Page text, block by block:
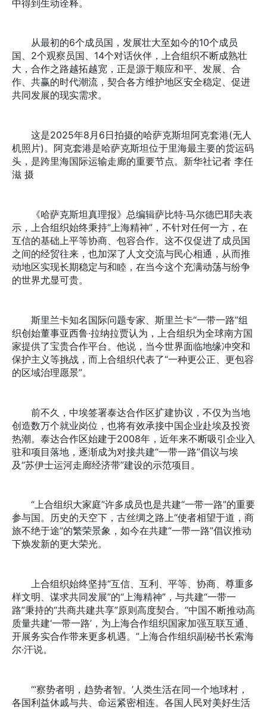
中得到生动诠释。
从最初的6个成员国，发展壮大至如今的10个成员
国、2个观察员国、14个对话伙伴，上合组织不断成熟壮
大，合作之路越拓越宽，正是源于顺应和平、发展、合
作、共赢的时代潮流，契合各方维护地区安全稳定、促进
共同发展的现实需求。
这是2025年8月6日拍摄的哈萨克斯坦阿克套港(无人
机照片)。阿克套港是哈萨克斯坦位于里海最主要的货运码
头，是跨里海国际运输走廊的重要节点。新华社记者 李任
滋 摄
《哈萨克斯坦真理报》总编辑萨比特·马尔德巴耶夫表
示，上合组织始终秉持“上海精神”，不针对任何一方，在
互信的基础上平等协商、包容合作。这不仅促进了成员国
之间的经贸往来，也加深了人文交流与民心相通，从而推
动地区实现长期稳定与和睦，在当今这个充满动荡与纷争
的世界尤显可贵。
斯里兰卡知名国际问题专家、斯里兰卡“一带一路”组
织创始董事亚西鲁·拉纳拉贾认为，上合组织为全球南方国
家提供了宝贵合作平台。他说，当今世界面临地缘冲突和
保护主义等挑战，而上合组织代表了“一种更公正、更包容
的区域治理愿景”。
前不久，中埃签署泰达合作区扩建协议，不仅为当地
创造数万个就业岗位，也将有效承接中国企业赴埃及投资
热潮。泰达合作区始建于2008年，近年来不断吸引企业入
驻和项目落地，逐渐成为对接共建“一带一路”倡议与埃
及“苏伊士运河走廊经济带”建设的示范项目。
“上合组织大家庭”许多成员也是共建“一带一路”的重要
参与国。历史的天空下，古丝绸之路上“使者相望于道，商
旅不绝于途”的繁荣景象，如今在共建“一带一路”倡议推动
下焕发新的更大荣光。
上合组织始终坚持“互信、互利、平等、协商、尊重多
样文明、谋求共同发展”的“上海精神”，与共建“一带一
路”秉持的“共商共建共享”原则高度契合。“中国不断推动高
质量共建‘一带一路’，为上海合作组织国家加强互联互通、
开展务实合作带来更多机遇。”上海合作组织副秘书长索海
尔·汗说。
“‘察势者明，趋势者智。’人类生活在同一个地球村，
各国利益休戚与共、命运紧密相连。各国人民对美好生活